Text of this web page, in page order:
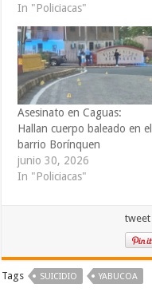
In "Policiacas"
Asesinato en Caguas:
Hallan cuerpo baleado en el
barrio Borínquen
junio 30, 2026
In "Policiacas"
tweet
Tags SUICIDIO YABUCOA